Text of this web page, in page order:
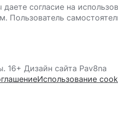
согласие на
Пользователь
Дизайн сайта Pav8na
Использование